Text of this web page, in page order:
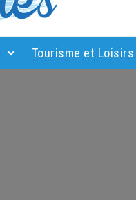
Tourisme et Loisirs